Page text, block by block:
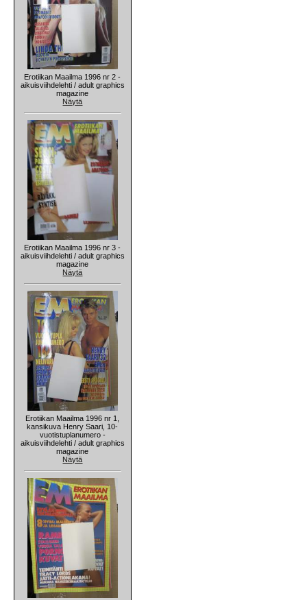
Erotiikan Maailma 1996 nr 2 -
aikuisviihdelehti / adult graphics
magazine
Näytä
Erotiikan Maailma 1996 nr 3 -
aikuisviihdelehti / adult graphics
magazine
Näytä
Erotiikan Maailma 1996 nr 1,
kansikuva Henry Saari, 10-
vuotistuplanumero -
aikuisviihdelehti / adult graphics
magazine
Näytä